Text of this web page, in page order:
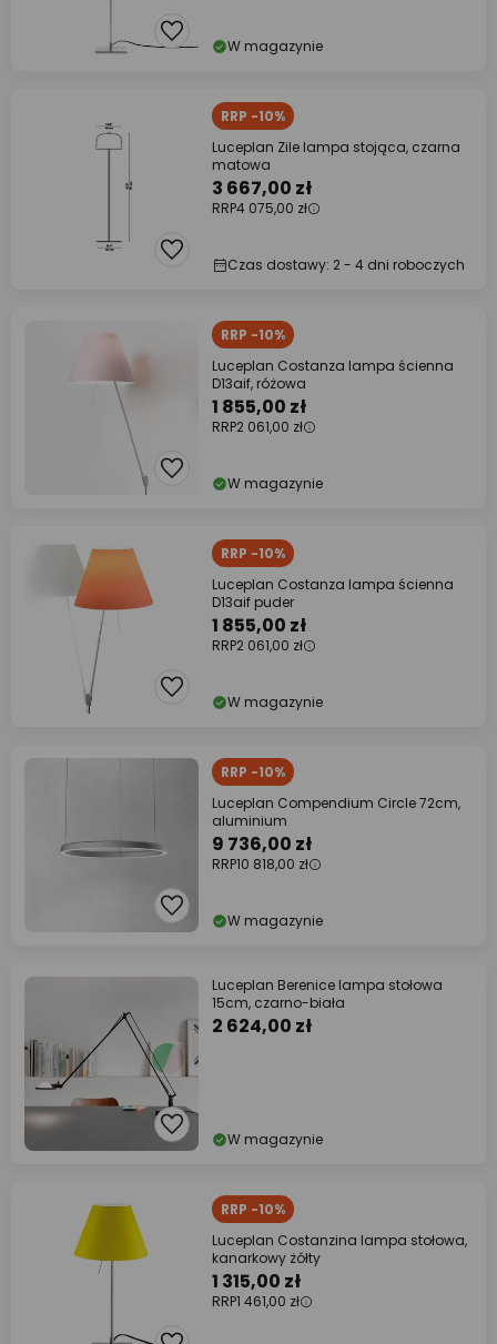
W magazynie
RRP -10%
Luceplan Zile lampa stojąca, czarna
matowa
3 667,00 zł
RRP4 075,00 zł
Czas dostawy: 2 - 4 dni roboczych
RRP -10%
Luceplan Costanza lampa ścienna
D13aif, różowa
1 855,00 zł
RRP2 061,00 zł
W magazynie
RRP -10%
Luceplan Costanza lampa ścienna
D13aif puder
1 855,00 zł
RRP2 061,00 zł
W magazynie
RRP -10%
Luceplan Compendium Circle 72cm,
aluminium
9 736,00 zł
RRP10 818,00 zł
W magazynie
Luceplan Berenice lampa stołowa
15cm, czarno-biała
2 624,00 zł
W magazynie
RRP -10%
Luceplan Costanzina lampa stołowa,
kanarkowy żółty
1 315,00 zł
RRP1 461,00 zł